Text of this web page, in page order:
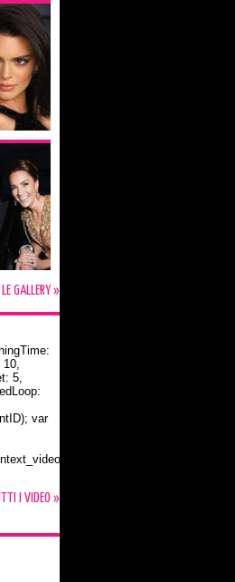
LE GALLERY »
10,
5,
var
I VIDEO »